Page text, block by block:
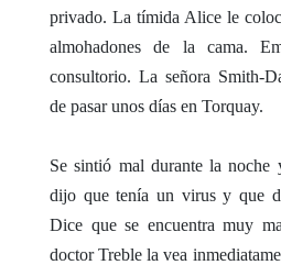
privado. La tímida Alice le
almohadones de la cama.
consultorio. La señora Smith-
de pasar unos días en Torquay.
Se sintió mal durante la
dijo que tenía un virus y que
Dice que se encuentra muy
doctor Treble la vea